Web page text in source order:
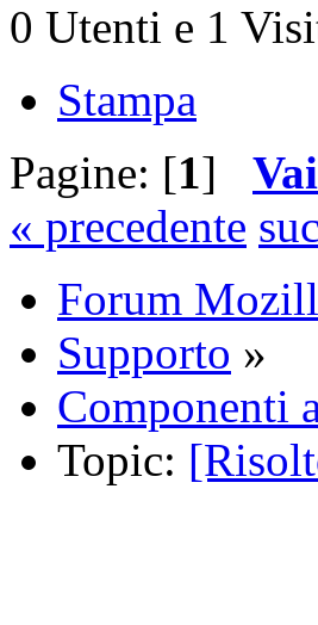
0 Utenti e 1
Stampa
Pagine: [1]
« precedente
Forum
Supporto »
Componenti
Topic: